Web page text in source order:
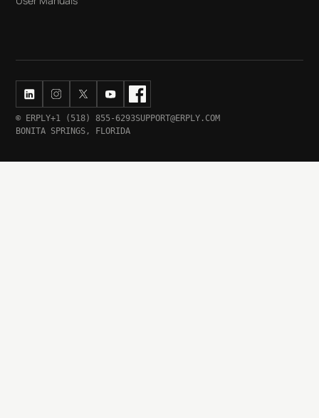
© ERPLY+1 (518) 855-6293SUPPORT@ERPLY.COM
BONITA SPRINGS, FLORIDA